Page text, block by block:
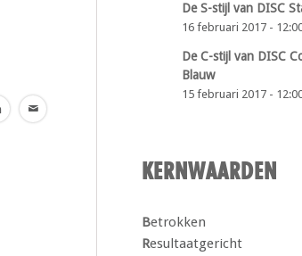
De S-stijl van DISC
16 februari 2017 -
De C-stijl van DISC
Blauw
15 februari 2017 -
KERNWAARDEN
Betrokken
Resultaatgericht